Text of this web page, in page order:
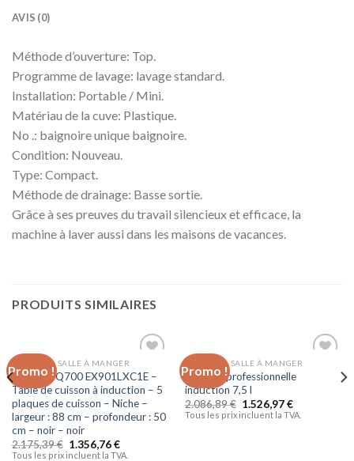
AVIS (0)
Méthode d’ouverture: Top.
Programme de lavage: lavage standard.
Installation: Portable / Mini.
Matériau de la cuve: Plastique.
No .: baignoire unique baignoire.
Condition: Nouveau.
Type: Compact.
Méthode de drainage: Basse sortie.
Grâce à ses preuves du travail silencieux et efficace, la
machine à laver aussi dans les maisons de vacances.
PRODUITS SIMILAIRES
Promo !
Ajouter
à la liste
d’envies
CUISSON & SALLE À MANGER
Siemens iQ700 EX901LXC1E –
Table de cuisson à induction – 5
plaques de cuisson – Niche –
largeur : 88 cm – profondeur : 50
cm – noir – noir
2.175,39€ 1.356,76€
Tous les prix incluent la TVA.
Promo !
Ajouter
CUISSON & SALLE À MANGER
Friteuse professionnelle
induction 7,5 l
2.086,89€ 1.526,97€
Tous les prix incluent la TVA.